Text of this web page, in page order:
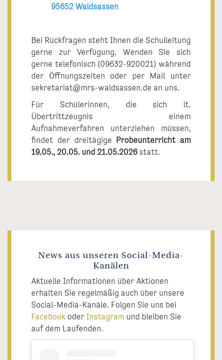
95652 Waldsassen
Bei Rückfragen steht Ihnen die Schulleitung
gerne zur Verfügung. Wenden Sie sich
gerne telefonisch (09632-920021) während
der Öffnungszeiten oder per Mail unter
sekretariat@mrs-waldsassen.de an uns.
Für Schülerinnen, die sich lt.
Übertrittzeugnis einem
Aufnahmeverfahren unterziehen müssen,
findet der dreitägige
Probeunterricht am
19.05., 20.05. und 21.05.2026statt.
News aus unseren Social-Media-
Kanälen
Aktuelle Informationen über Aktionen
erhalten Sie regelmäßig auch über unsere
Social-Media-Kanäle. Folgen Sie uns bei
Facebook oder Instagram und bleiben Sie
auf dem Laufenden.